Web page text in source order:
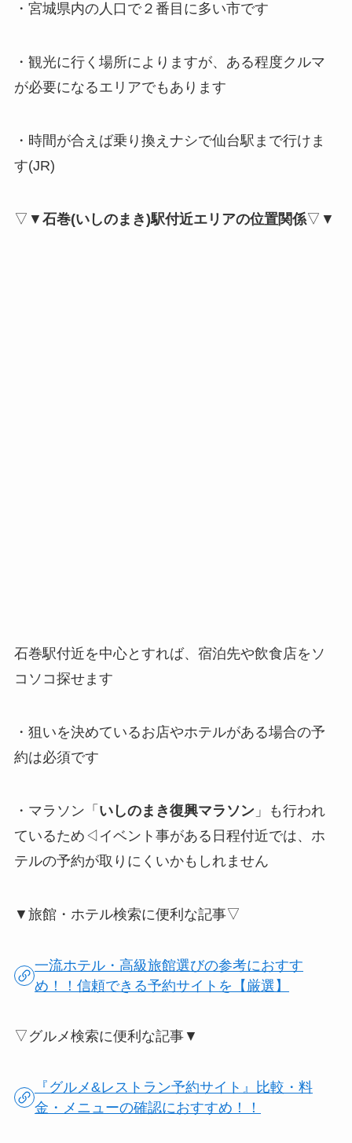
・宮城県内の人口で２番目に多い市です
・観光に行く場所によりますが、ある程度クルマ
が必要になるエリアでもあります
・時間が合えば乗り換えナシで仙台駅まで行けま
す(JR)
▽▼ 石巻(いしのまき)駅付近エリアの位置関係▽▼
石巻駅付近を中心とすれば、宿泊先や飲食店をソ
コソコ探せます
・狙いを決めているお店やホテルがある場合の予
約は必須です
・マラソン「 いしのまき復興マラソン」も行われ
ているため◁イベント事がある日程付近では、ホ
テルの予約が取りにくいかもしれません
▼旅館・ホテル検索に便利な記事▽
一流ホテル・高級旅館選びの参考におすす
め！！信頼できる予約サイトを【厳選】
▽グルメ検索に便利な記事▼
『グルメ&レストラン予約サイト』比較・料
金・メニューの確認におすすめ！！